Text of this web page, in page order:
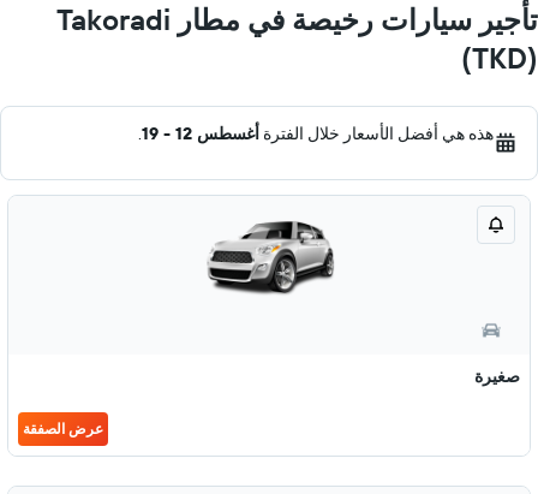
تأجير سيارات رخيصة في مطار Takoradi
(TKD)
هذه هي أفضل الأسعار خلال الفترة أغسطس 12 - 19 .
صغيرة
عرض الصفقة